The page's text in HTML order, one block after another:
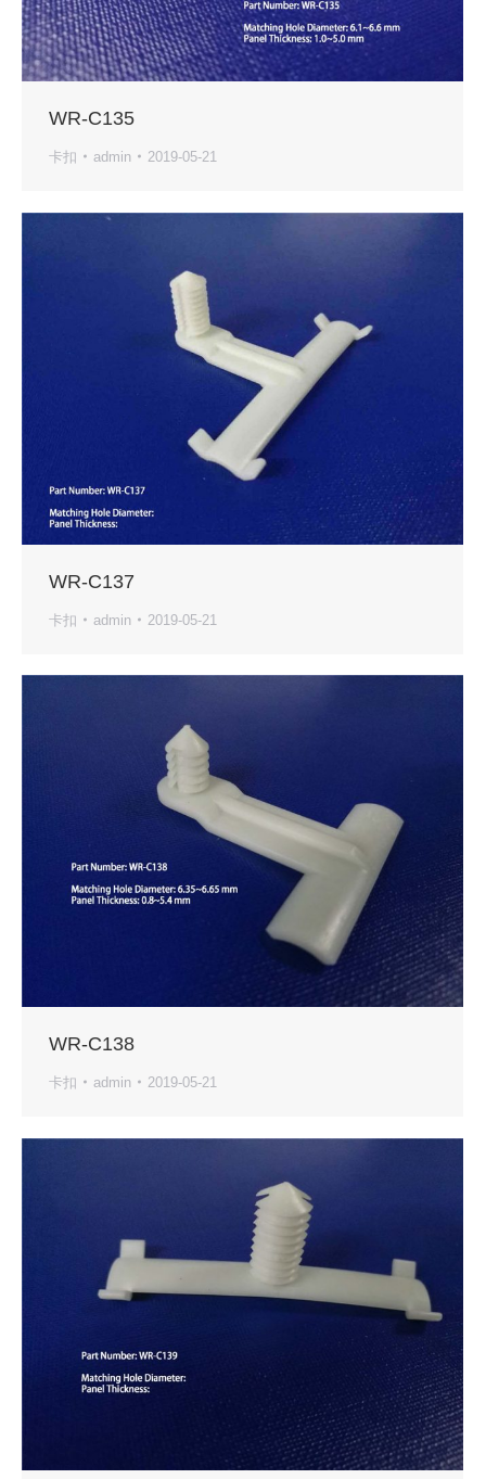
WR-C135
卡扣 admin 2019-05-21
WR-C137
卡扣 admin 2019-05-21
WR-C138
卡扣 admin 2019-05-21